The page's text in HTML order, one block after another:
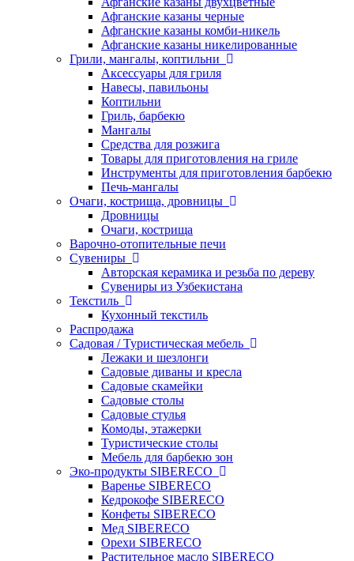
Афганские казаны черные
Афганские казаны комби-никель
Афганские казаны никелированные
Грили, мангалы, коптильни
Аксессуары для гриля
Навесы, павильоны
Коптильни
Гриль, барбекю
Мангалы
Средства для розжига
Товары для приготовления на гриле
Инструменты для приготовления барбекю
Печь-мангалы
Очаги, кострища, дровницы
Дровницы
Очаги, кострища
Варочно-отопительные печи
Сувениры
Авторская керамика и резьба по дереву
Сувениры из Узбекистана
Текстиль
Кухонный текстиль
Распродажа
Садовая / Туристическая мебель
Лежаки и шезлонги
Садовые диваны и кресла
Садовые скамейки
Садовые столы
Садовые стулья
Комоды, этажерки
Туристические столы
Мебель для барбекю зон
Эко-продукты SIBERECO
Варенье SIBERECO
Кедрокофе SIBERECO
Конфеты SIBERECO
Мед SIBERECO
Орехи SIBERECO
Растительное масло SIBERECO